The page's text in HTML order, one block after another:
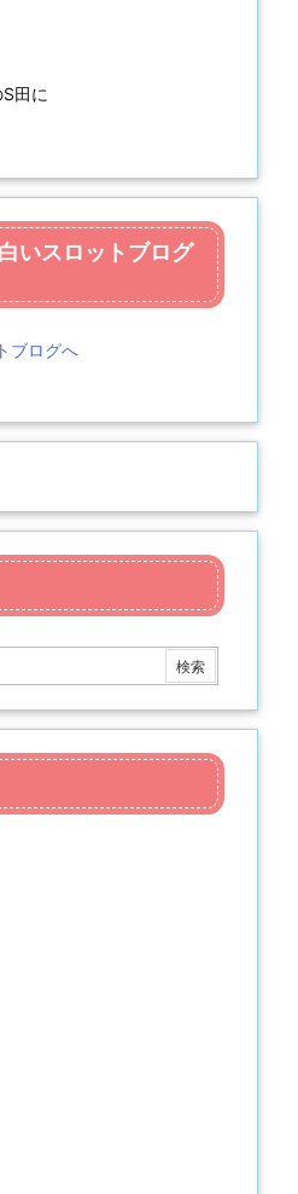
田に
いスロットブログ